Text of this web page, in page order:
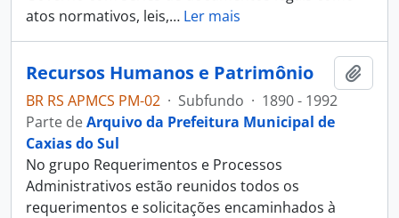
atos normativos, leis,… Ler mais
Recursos Humanos e Patrimônio
BR RS APMCS PM-02 · Subfundo · 1890 - 1992
Parte deArquivo da Prefeitura Municipal de
Caxias do Sul
No grupo Requerimentos e Processos
Administrativos estão reunidos todos os
requerimentos e solicitações encaminhados à